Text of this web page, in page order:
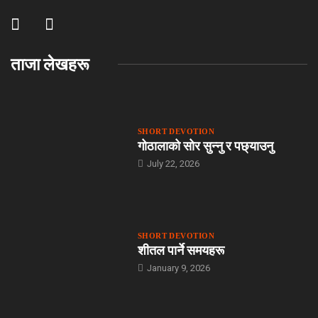
ताजा लेखहरू
SHORT DEVOTION
गोठालाको सोर सुन्नु र पछ्याउनु
July 22, 2026
SHORT DEVOTION
शीतल पार्ने समयहरू
January 9, 2026